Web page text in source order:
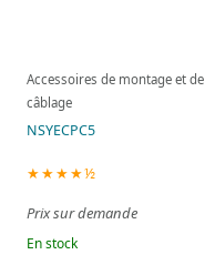
Accessoires de montage et de
câblage
NSYECPC5
★★★★½
Prix sur demande
En stock